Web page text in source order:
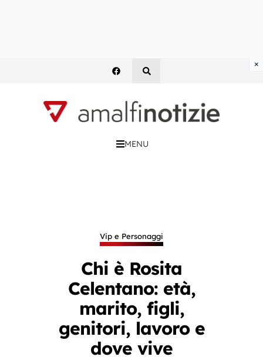
MENU
Vip e Personaggi
Chi è Rosita
Celentano: età,
marito, figli,
genitori, lavoro e
dove vive
×